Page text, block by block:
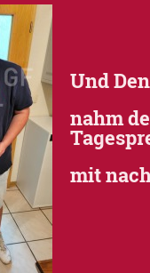
Und
nahm
mit